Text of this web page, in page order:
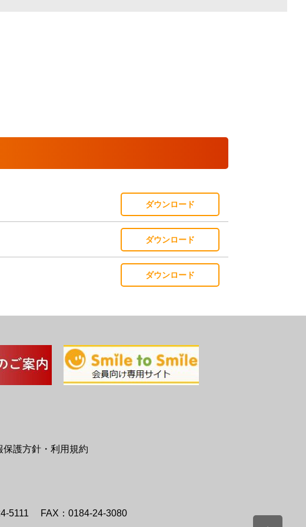
ダウンロード
ダウンロード
ダウンロード
保護方針・利用規約
5111 FAX：0184-24-3080